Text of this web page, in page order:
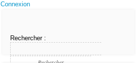
Connexion
Rechercher :